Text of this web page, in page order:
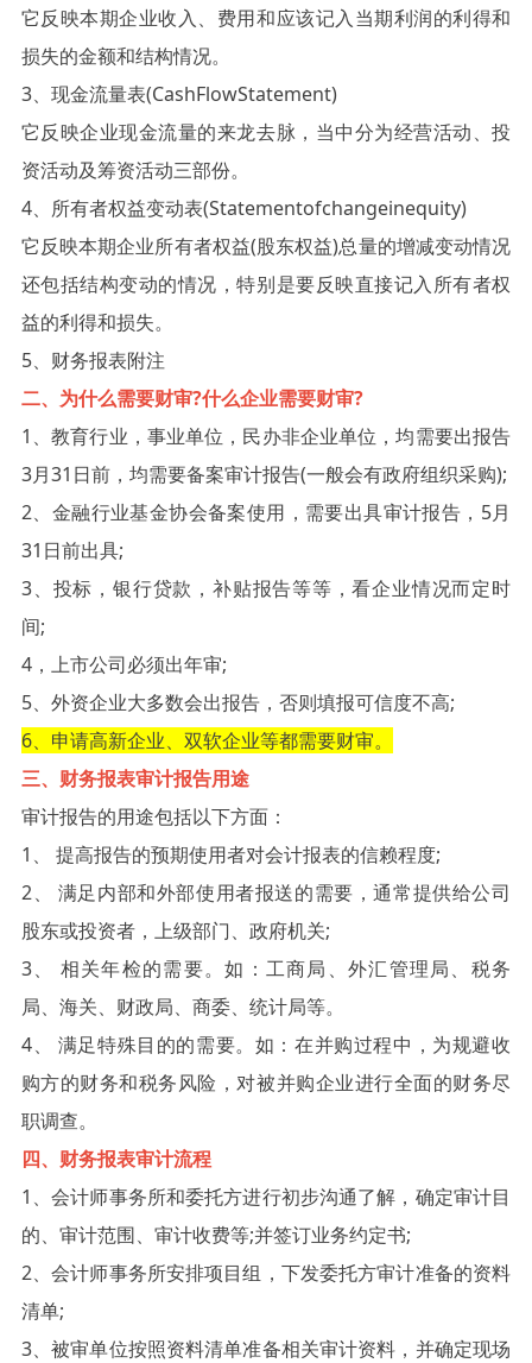
它反映本期企业收入、费用和应该记入当期利润的利得和
损失的金额和结构情况。
3、现金流量表(CashFlowStatement)
它反映企业现金流量的来龙去脉，当中分为经营活动、投
资活动及筹资活动三部份。
4、所有者权益变动表(Statementofchangeinequity)
它反映本期企业所有者权益(股东权益)总量的增减变动情况
还包括结构变动的情况，特别是要反映直接记入所有者权
益的利得和损失。
5、财务报表附注
二、为什么需要财审?什么企业需要财审?
1、教育行业，事业单位，民办非企业单位，均需要出报告
3月31日前，均需要备案审计报告(一般会有政府组织采购);
2、金融行业基金协会备案使用，需要出具审计报告，5月
31日前出具;
3、投标，银行贷款，补贴报告等等，看企业情况而定时
间;
4，上市公司必须出年审;
5、外资企业大多数会出报告，否则填报可信度不高;
6、申请高新企业、双软企业等都需要财审。
三、财务报表审计报告用途
审计报告的用途包括以下方面：
1、 提高报告的预期使用者对会计报表的信赖程度;
2、 满足内部和外部使用者报送的需要，通常提供给公司
股东或投资者，上级部门、政府机关;
3、 相关年检的需要。如：工商局、外汇管理局、税务
局、海关、财政局、商委、统计局等。
4、 满足特殊目的的需要。如：在并购过程中，为规避收
购方的财务和税务风险，对被并购企业进行全面的财务尽
职调查。
四、财务报表审计流程
1、会计师事务所和委托方进行初步沟通了解，确定审计目
的、审计范围、审计收费等;并签订业务约定书;
2、会计师事务所安排项目组，下发委托方审计准备的资料
清单;
3、被审单位按照资料清单准备相关审计资料，并确定现场